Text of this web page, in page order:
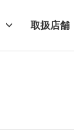
取扱店舗